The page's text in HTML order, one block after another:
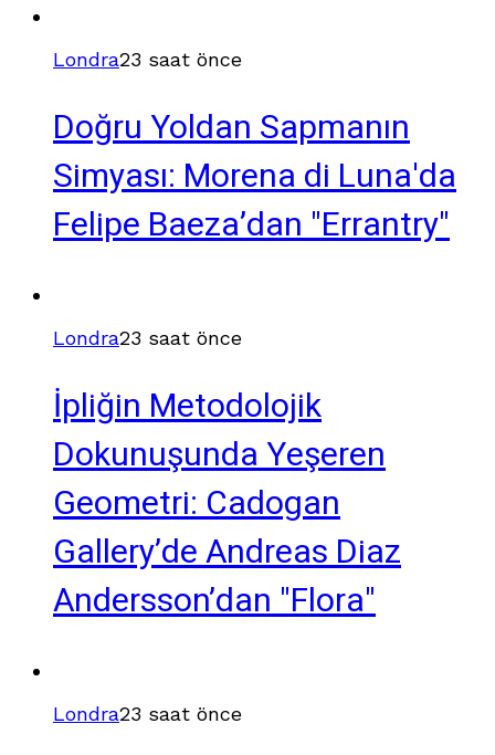
Londra23 saat önce
Doğru Yoldan Sapmanın
Simyası: Morena di Luna'da
Felipe Baeza’dan "Errantry"
Londra23 saat önce
İpliğin Metodolojik
Dokunuşunda Yeşeren
Geometri: Cadogan
Gallery’de Andreas Diaz
Andersson’dan "Flora"
Londra23 saat önce